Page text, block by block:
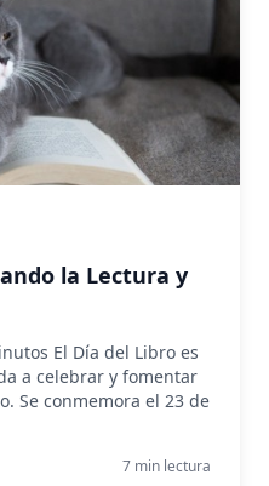
la Lectura y
El Día del Libro es
a celebrar y fomentar
Se conmemora el 23 de
7 min lectura